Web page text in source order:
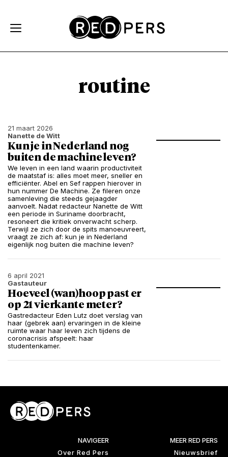
routine
21 maart 2026
Nanette de Witt
Kun je in Nederland nog
buiten de machine leven?
We leven in een land waarin productiviteit
de maatstaf is: alles moet meer, sneller en
efficiënter. Abel en Sef rappen hierover in
hun nummer De Machine. Ze fileren onze
samenleving die steeds gejaagder
aanvoelt. Nadat redacteur Nanette de Witt
een periode in Suriname doorbracht,
resoneert die kritiek onverwacht scherp.
Terwijl ze zich door de spits manoeuvreert,
vraagt ze zich af: kun je in Nederland
eigenlijk nog buiten die machine leven?
6 april 2021
Gastauteur
Hoeveel (wan)hoop past er
op 21 vierkante meter?
Gastredacteur Eden Lutz doet verslag van
haar (gebrek aan) ervaringen in de kleine
ruimte waar haar leven zich tijdens de
coronacrisis afspeelt: haar
studentenkamer.
NAVIGEER
Over Red Pers
MEER RED PERS
Nieuwsbrief